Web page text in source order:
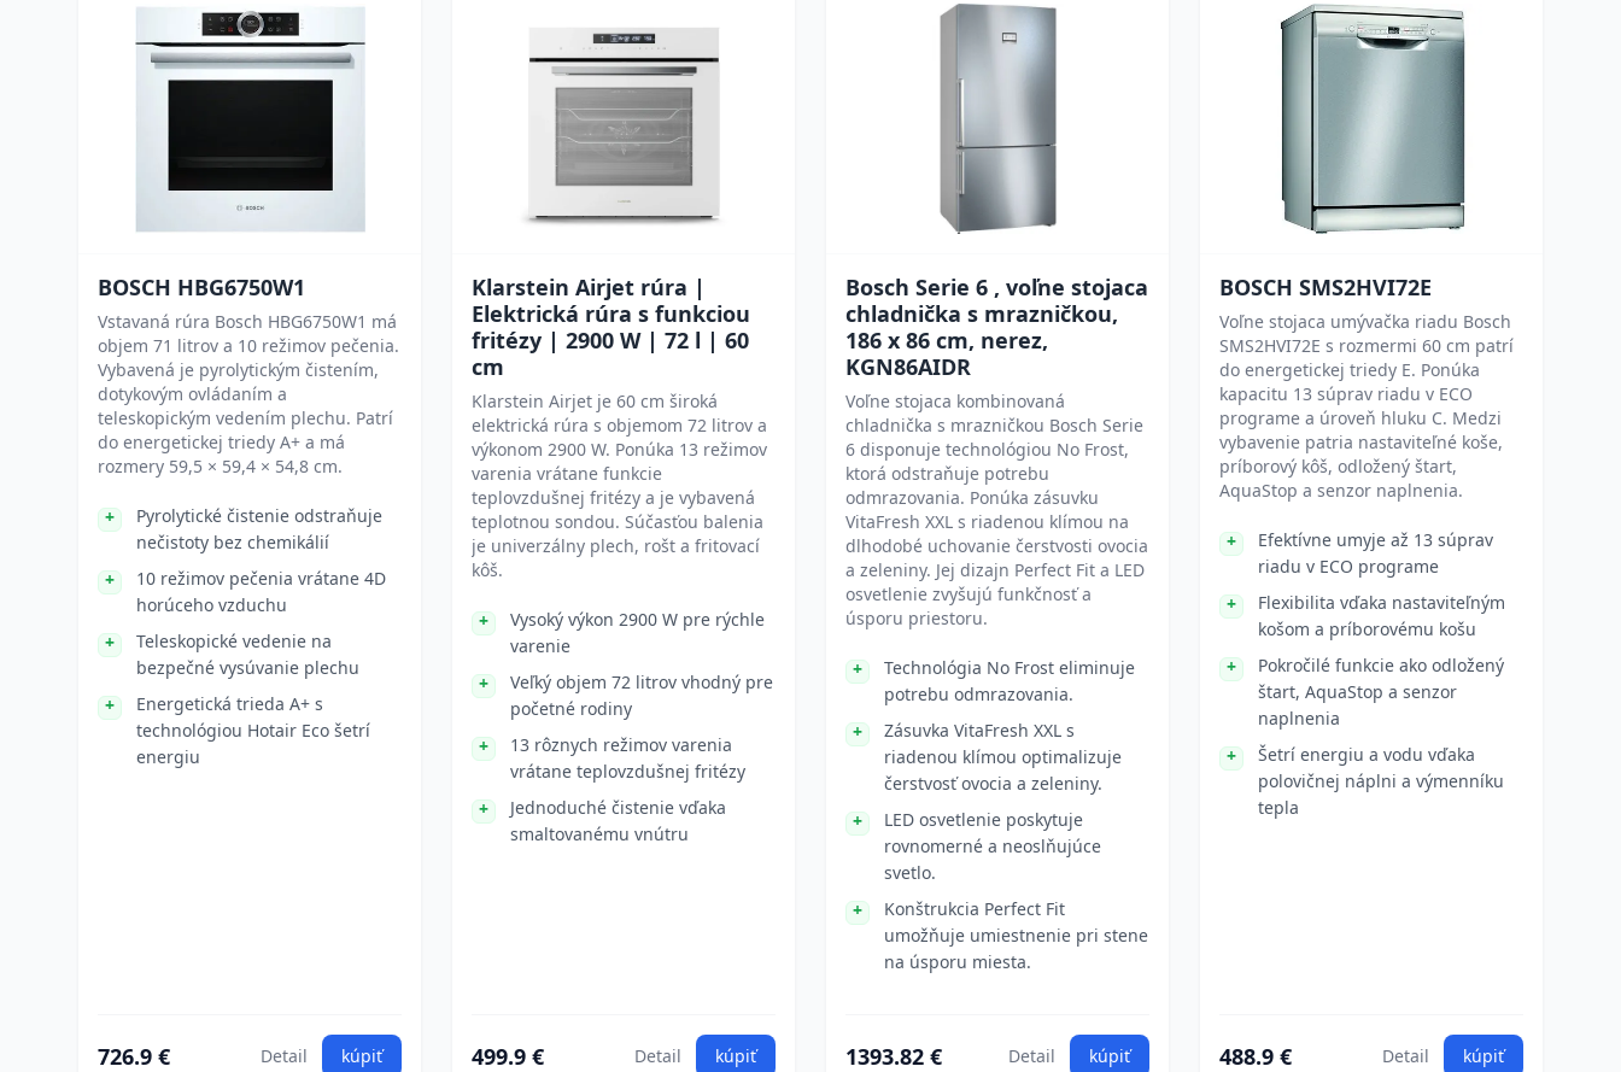
BOSCH HBG6750W1
Vstavaná rúra Bosch HBG6750W1 má
objem 71 litrov a 10 režimov pečenia.
Vybavená je pyrolytickým čistením,
dotykovým ovládaním a
teleskopickým vedením plechu. Patrí
do energetickej triedy A+ a má
rozmery 59,5 × 59,4 × 54,8 cm.
Pyrolytické čistenie odstraňuje
nečistoty bez chemikálií
10 režimov pečenia vrátane 4D
horúceho vzduchu
Teleskopické vedenie na
bezpečné vysúvanie plechu
Energetická trieda A+ s
technológiou Hotair Eco šetrí
energiu
726.9 € Detail kúpiť
Klarstein Airjet rúra |
Elektrická rúra s funkciou
fritézy | 2900 W | 72 l | 60
cm
Klarstein Airjet je 60 cm široká
elektrická rúra s objemom 72 litrov a
výkonom 2900 W. Ponúka 13 režimov
varenia vrátane funkcie
teplovzdušnej fritézy a je vybavená
teplotnou sondou. Súčasťou balenia
je univerzálny plech, rošt a fritovací
kôš.
Vysoký výkon 2900 W pre rýchle
varenie
Veľký objem 72 litrov vhodný pre
početné rodiny
13 rôznych režimov varenia
vrátane teplovzdušnej fritézy
Jednoduché čistenie vďaka
smaltovanému vnútru
499.9 € Detail kúpiť
Bosch Serie 6 , voľne stojaca
chladnička s mrazničkou,
186 x 86 cm, nerez,
KGN86AIDR
Voľne stojaca kombinovaná
chladnička s mrazničkou Bosch Serie
6 disponuje technológiou No Frost,
ktorá odstraňuje potrebu
odmrazovania. Ponúka zásuvku
VitaFresh XXL s riadenou klímou na
dlhodobé uchovanie čerstvosti ovocia
a zeleniny. Jej dizajn Perfect Fit a LED
osvetlenie zvyšujú funkčnosť a
úsporu priestoru.
Technológia No Frost eliminuje
potrebu odmrazovania.
Zásuvka VitaFresh XXL s
riadenou klímou optimalizuje
čerstvosť ovocia a zeleniny.
LED osvetlenie poskytuje
rovnomerné a neoslňujúce
svetlo.
Konštrukcia Perfect Fit
umožňuje umiestnenie pri stene
na úsporu miesta.
1393.82 € Detail kúpiť
BOSCH SMS2HVI72E
Voľne stojaca umývačka riadu Bosch
SMS2HVI72E s rozmermi 60 cm patrí
do energetickej triedy E. Ponúka
kapacitu 13 súprav riadu v ECO
programe a úroveň hluku C. Medzi
vybavenie patria nastaviteľné koše,
príborový kôš, odložený štart,
AquaStop a senzor naplnenia.
Efektívne umyje až 13 súprav
riadu v ECO programe
Flexibilita vďaka nastaviteľným
košom a príborovému košu
Pokročilé funkcie ako odložený
štart, AquaStop a senzor
naplnenia
Šetrí energiu a vodu vďaka
polovičnej náplni a výmenníku
tepla
488.9 € Detail kúpiť